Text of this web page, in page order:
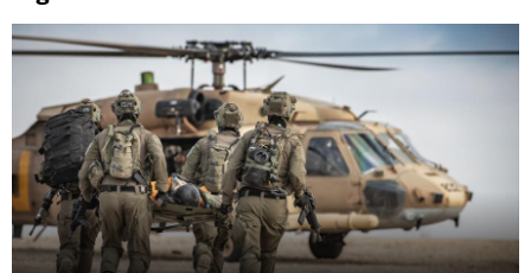
Instagram como: hispan_tv